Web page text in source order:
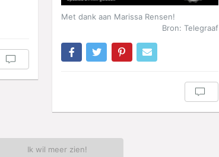
Met dank aan Marissa Rensen!
Bron: Telegraaf
Ik wil meer zien!